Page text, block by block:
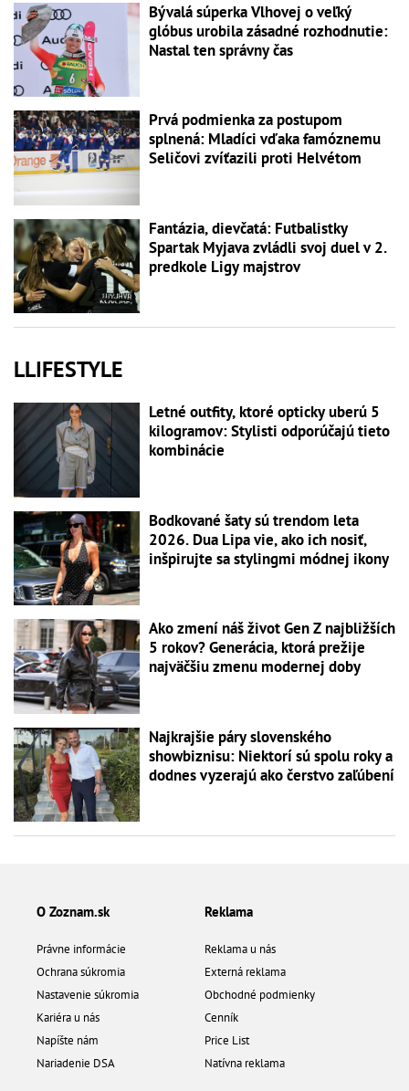
Bývalá súperka Vlhovej o veľký
glóbus urobila zásadné rozhodnutie:
Nastal ten správny čas
Prvá podmienka za postupom
splnená: Mladíci vďaka famóznemu
Seličovi zvíťazili proti Helvétom
Fantázia, dievčatá: Futbalistky
Spartak Myjava zvládli svoj duel v 2.
predkole Ligy majstrov
LLIFESTYLE
Letné outfity, ktoré opticky uberú 5
kilogramov: Stylisti odporúčajú tieto
kombinácie
Bodkované šaty sú trendom leta
2026. Dua Lipa vie, ako ich nosiť,
inšpirujte sa stylingmi módnej ikony
Ako zmení náš život Gen Z najbližších
5 rokov? Generácia, ktorá prežije
najväčšiu zmenu modernej doby
Najkrajšie páry slovenského
showbiznisu: Niektorí sú spolu roky a
dodnes vyzerajú ako čerstvo zaľúbení
O Zoznam.sk
Právne informácie
Ochrana súkromia
Nastavenie súkromia
Kariéra u nás
Napíšte nám
Nariadenie DSA
Reklama
Reklama u nás
Externá reklama
Obchodné podmienky
Cenník
Price List
Natívna reklama